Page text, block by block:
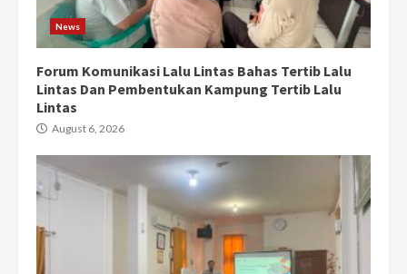
News
Forum Komunikasi Lalu Lintas Bahas Tertib Lalu
Lintas Dan Pembentukan Kampung Tertib Lalu
Lintas
August 6, 2026